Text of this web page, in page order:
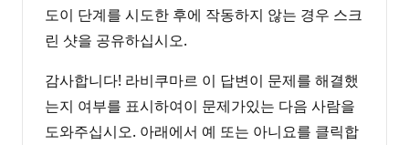
도이 단계를 시도한 후에 작동하지 않는 경우 스크
린 샷을 공유하십시오.
감사합니다! 라비쿠마르 이 답변이 문제를 해결했
는지 여부를 표시하여이 문제가있는 다음 사람을
도와주십시오. 아래에서 예 또는 아니요를 클릭합